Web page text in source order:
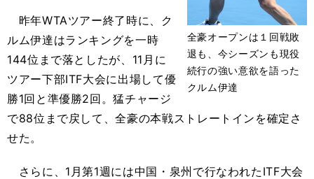
全豪オープンは１回戦敗
退も、今シーズンも現役
続行の強い意欲を語った
クルム伊達
昨年WTAツアー終了時に、ク
ルム伊達はランキングを一時
144位まで落としたが、11月に
ツアー下部ITF大会に出場して優
勝1回と準優勝2回。猛チャージ
で88位まで戻して、全豪の本戦ストレートインを確定さ
せた。
さらに、1月第1週には中国・泉州で行なわれたITF大会